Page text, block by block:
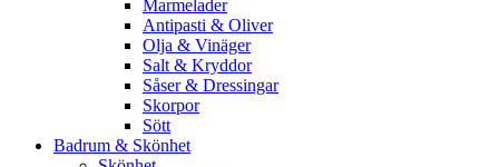
Marmelader
Antipasti & Oliver
Olja & Vinäger
Salt & Kryddor
Såser & Dressingar
Skorpor
Sött
Badrum & Skönhet